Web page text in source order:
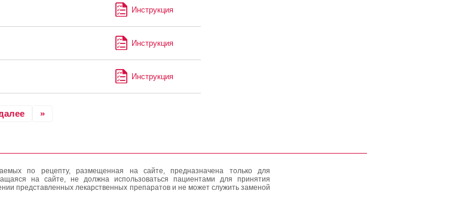
Инструкция
Инструкция
Инструкция
»
по рецепту, размещенная на сайте, предназначена только для
на сайте, не должна использоваться пациентами для принятия
представленных лекарственных препаратов и не может служить заменой